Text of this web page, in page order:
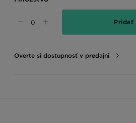
Pridať
Overte si dostupnosť v predajni